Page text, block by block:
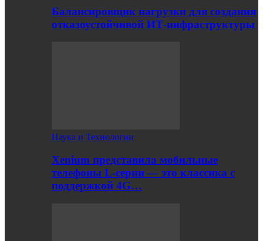
Балансировщик нагрузки для создания
отказоустойчивой ИТ-инфраструктуры
Наука и Технологии
Xenium представила мобильные
телефоны L-серии — это классика с
поддержкой 4G…